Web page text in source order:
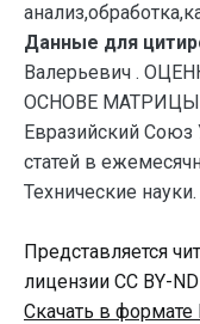
Данные для
Валерьевич .
ОСНОВЕ МАТРИЦЫ
Евразийский
статей в
Технические
Представляется
лицензии CC BY-ND
Скачать в формате